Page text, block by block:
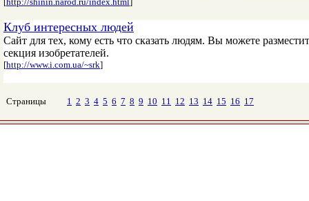
Клуб интересных людей
Сайт для тех, кому есть что сказать людям. Вы можете
секция изобретателей.
[http://www.i.com.ua/~srk]
Страницы 1 2 3 4 5 6 7 8 9 10 11 12 13 14 15 16 17